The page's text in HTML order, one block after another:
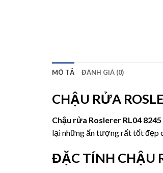
MÔ TẢ ĐÁNH GIÁ (0)
CHẬU RỬA
Chậu rửa Roslerer RL04 8245
lại những ấn tượng rất tốt đẹp
ĐẶC TÍNH CHẬU